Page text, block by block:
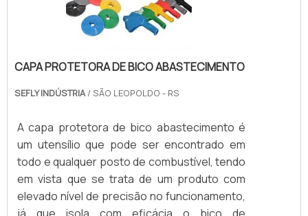
CAPA PROTETORA DE BICO ABASTECIMENTO
SEFLY INDÚSTRIA/ SÃO LEOPOLDO - RS
A capa protetora de bico abastecimento é
um utensílio que pode ser encontrado em
todo e qualquer posto de combustível, tendo
em vista que se trata de um produto com
elevado nível de precisão no funcionamento,